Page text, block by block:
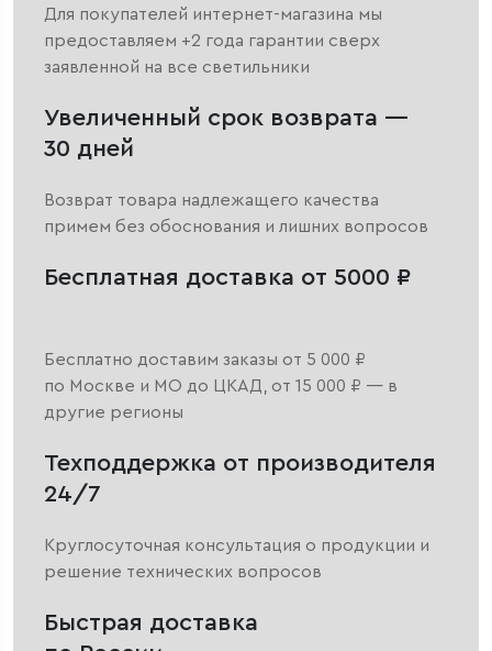
Для покупателей интернет-магазина мы
предоставляем +2 года гарантии сверх
заявленной на все светильники
Увеличенный срок возврата —
30 дней
Возврат товара надлежащего качества
примем без обоснования и лишних вопросов
Бесплатная доставка от 5000 ₽
Бесплатно доставим заказы от 5 000 ₽
по Москве и МО до ЦКАД, от 15 000 ₽ — в
другие регионы
Техподдержка от производителя
24/7
Круглосуточная консультация о продукции и
решение технических вопросов
Быстрая доставка